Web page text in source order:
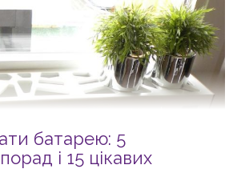
батарею: 5
і 15 цікавих